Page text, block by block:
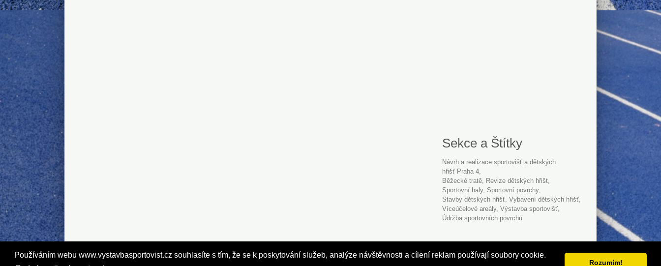
Používáním webu www.vystavbasportovist.cz souhlasíte s tím, že se k poskytování služeb, analýze návštěvnosti a cílení reklam používají soubory cookie.
Rozumím!
Sekce a Štítky
Návrh a realizace sportovišť a dětských
hřišť Praha 4
běžecké tratě
revize dětských hřišt
sportovní haly
sportovní povrchy
stavby dětských hřišť
vybavení dětských hřišť
víceúčelové areály
výstavba sportovišť
údržba sportovních povrchů
Powered by Najisto.cz